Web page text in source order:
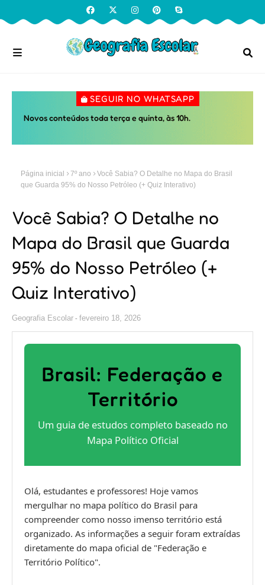
Novos conteúdos toda terça e quinta, às 10h.
SEGUIR NO WHATSAPP
Página inicial 7º ano
Você Sabia? O Detalhe no Mapa do Brasil
que Guarda 95% do Nosso Petróleo (+ Quiz Interativo)
Você Sabia? O Detalhe no
Mapa do Brasil que Guarda
95% do Nosso Petróleo (+
Quiz Interativo)
Geografia Escolar fevereiro 18, 2026
Brasil: Federação e
Território
Um guia de estudos completo baseado no
Mapa Político Oficial
Olá, estudantes e professores! Hoje vamos
mergulhar no mapa político do Brasil para
compreender como nosso imenso território está
organizado. As informações a seguir foram extraídas
diretamente do mapa oficial de "Federação e
Território Político".